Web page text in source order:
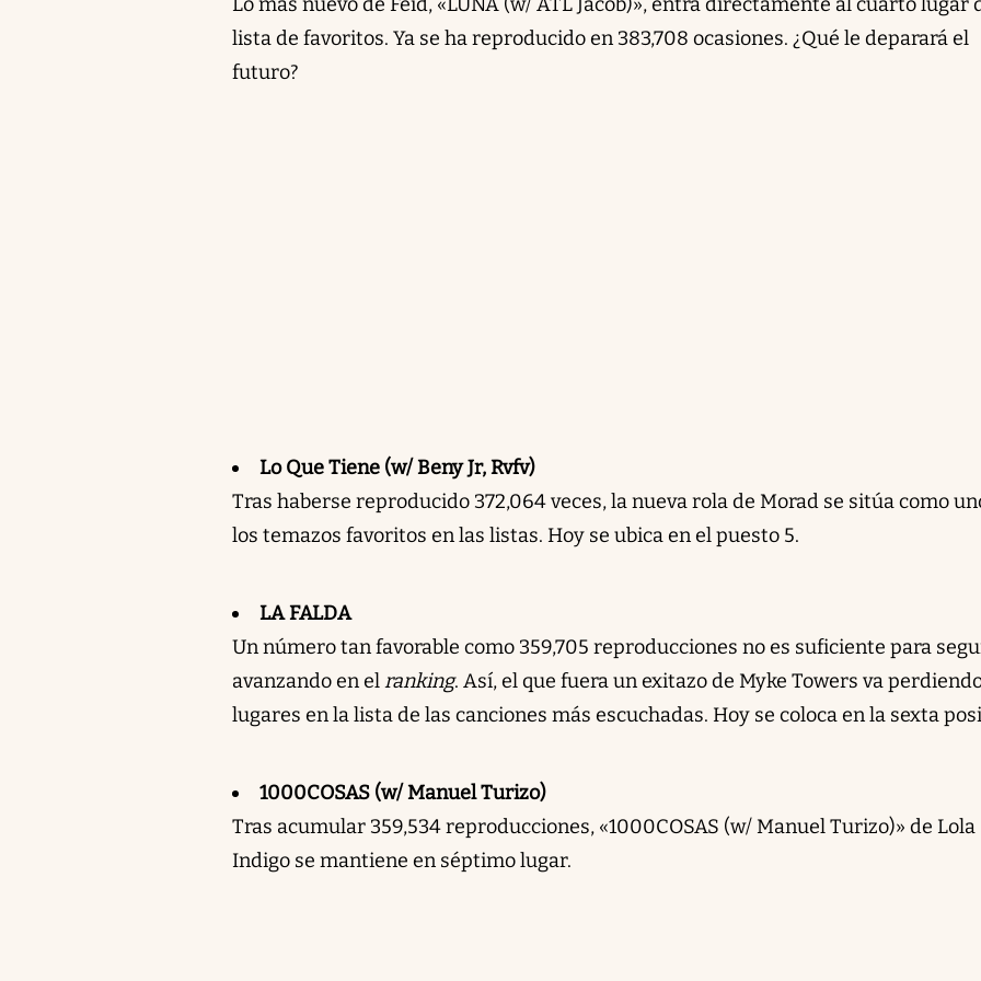
lista de favoritos. Ya se ha reproducido en 383,708 ocasiones. ¿Qué le deparará el
futuro?
Lo Que Tiene (w/ Beny Jr, Rvfv)
Tras haberse reproducido 372,064 veces, la nueva rola de Morad se sitúa como
los temazos favoritos en las listas. Hoy se ubica en el puesto 5.
LA FALDA
Un número tan favorable como 359,705 reproducciones no es suficiente para
avanzando en elranking. Así, el que fuera un exitazo de Myke Towers va
lugares en la lista de las canciones más escuchadas. Hoy se coloca en la sexta
1000COSAS (w/ Manuel Turizo)
Tras acumular 359,534 reproducciones, «1000COSAS (w/ Manuel Turizo)» de Lola
Indigo se mantiene en séptimo lugar.